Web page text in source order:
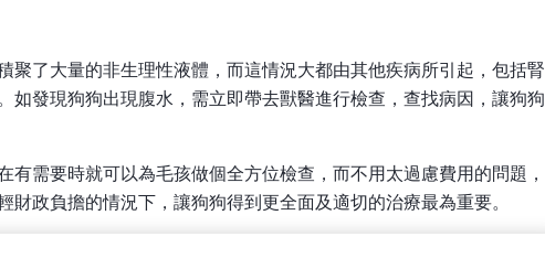
聚了大量的非生理性液體，而這情況大都由其他疾病所引起，包括腎
如發現狗狗出現腹水，需立即帶去獸醫進行檢查，查找病因，讓狗狗
有需要時就可以為毛孩做個全方位檢查，而不用太過慮費用的問題，
政負擔的情況下，讓狗狗得到更全面及適切的治療最為重要。